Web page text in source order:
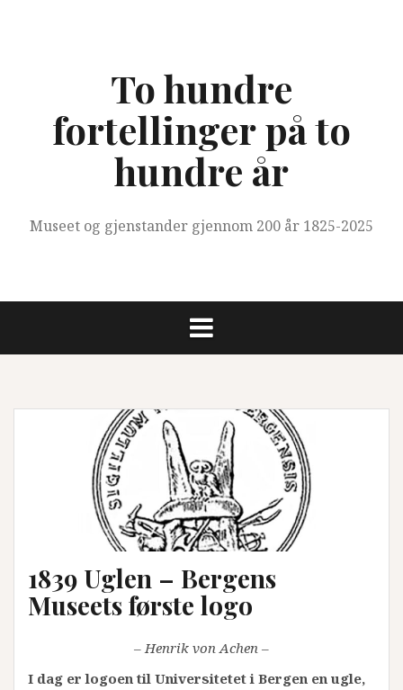
To hundre
fortellinger på to
hundre år
Museet og gjenstander gjennom 200 år 1825-2025
1839 Uglen – Bergens
Museets første logo
– Henrik von Achen –
I dag er logoen til Universitetet i Bergen en ugle,